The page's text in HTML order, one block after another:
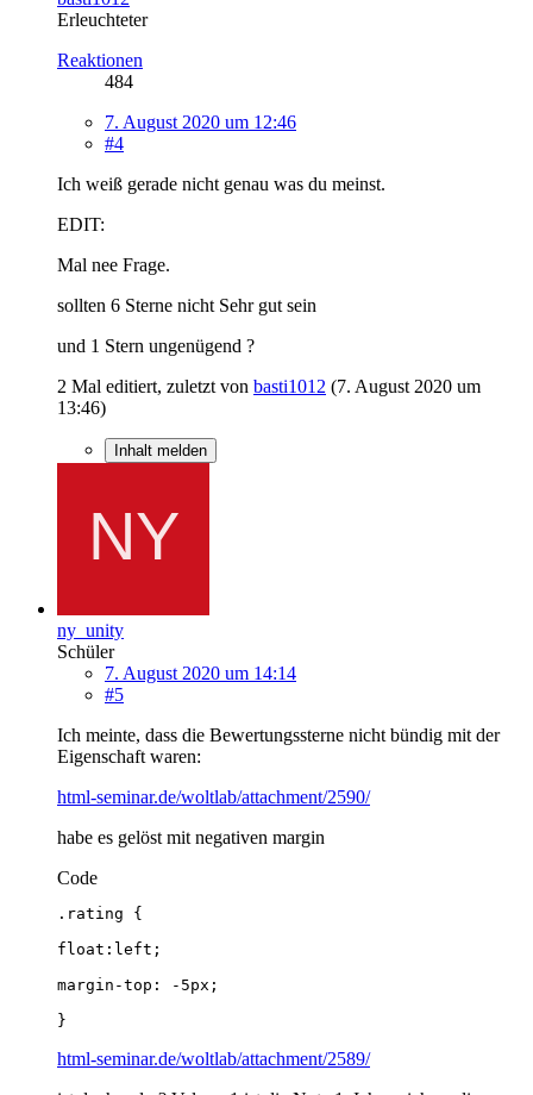
Erleuchteter
Reaktionen
484
7. August 2020 um 12:46
#4
Ich weiß gerade nicht genau was du meinst.
EDIT:
Mal nee Frage.
sollten 6 Sterne nicht Sehr gut sein
und 1 Stern ungenügend ?
2 Mal editiert, zuletzt von basti1012 (7. August 2020 um
13:46)
Inhalt melden
ny_unity
Schüler
7. August 2020 um 14:14
#5
Ich meinte, dass die Bewertungssterne nicht bündig mit der
Eigenschaft waren:
html-seminar.de/woltlab/attachment/2590/
habe es gelöst mit negativen margin
Code
}
html-seminar.de/woltlab/attachment/2589/